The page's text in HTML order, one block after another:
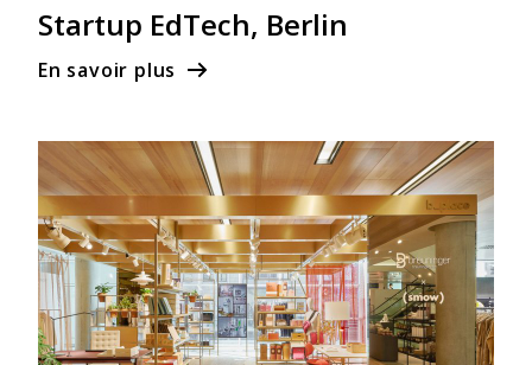
Startup EdTech, Berlin
En savoir plus